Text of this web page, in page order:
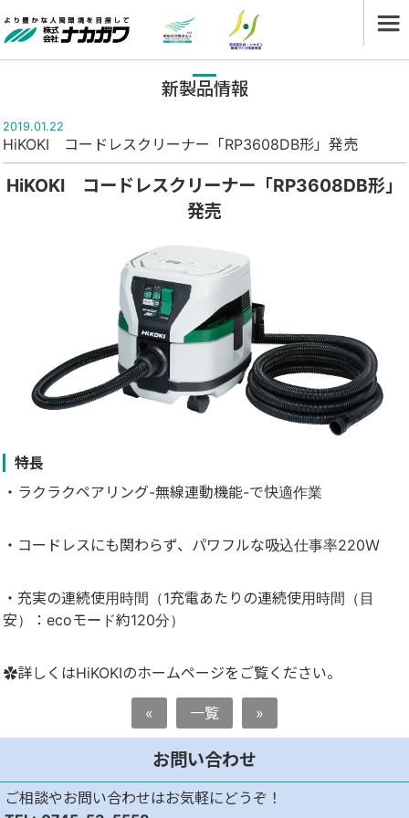
新製品情報
2019.01.22
HiKOKI コードレスクリーナー「RP3608DB形」発売
HiKOKI コードレスクリーナー「RP3608DB形」
発売
特長
・ラクラクペアリング-無線連動機能-で快適作業
・コードレスにも関わらず、パワフルな吸込仕事率220Ｗ
・充実の連続使用時間（1充電あたりの連続使用時間（目
安）：ecoモード約120分）
✿詳しくはHiKOKIのホームページをご覧ください。
« 一覧 »
お問い合わせ
ご相談やお問い合わせはお気軽にどうぞ！